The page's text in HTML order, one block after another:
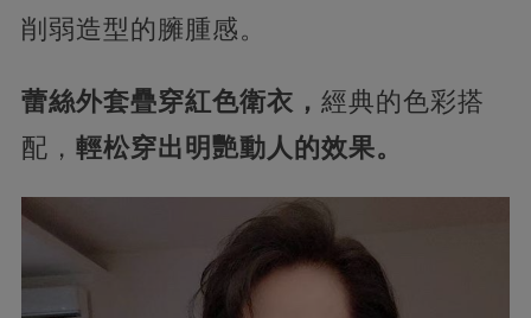
削弱造型的臃腫感。
蕾絲外套疊穿紅色衛衣， 經典的色彩搭
配， 輕松穿出明艷動人的效果。